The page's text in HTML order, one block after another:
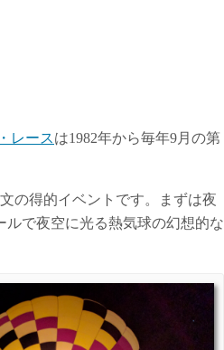
レースは1982年から毎年9月の第
の得的イベントです。まずは夜
で夜空に光る熱気球の幻想的な